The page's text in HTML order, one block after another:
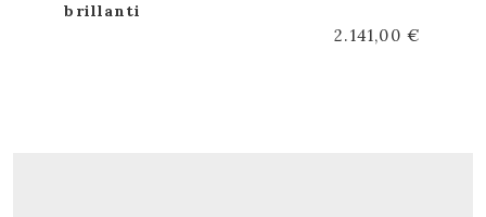
brillanti
2.141,00 €